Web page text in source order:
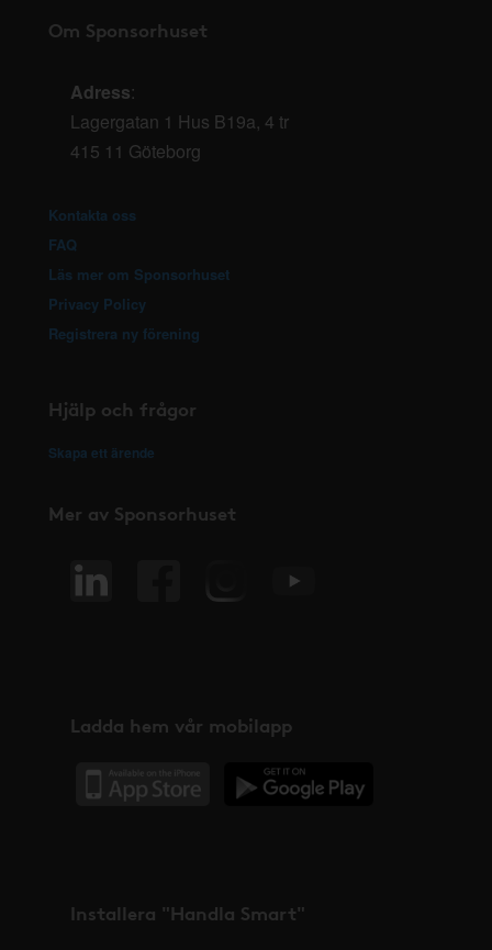
Om Sponsorhuset
Adress:
Lagergatan 1 Hus B19a, 4 tr
415 11 Göteborg
Kontakta oss
FAQ
Läs mer om Sponsorhuset
Privacy Policy
Registrera ny förening
Hjälp och frågor
Skapa ett ärende
Mer av Sponsorhuset
Ladda hem vår mobilapp
Installera "Handla Smart"